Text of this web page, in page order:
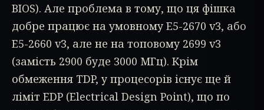
BIOS). Але проблема в тому, що ця фішка
добре працює на умовному E5-2670 v3, або
E5-2660 v3, але не на топовому 2699 v3
(замість 2900 буде 3000 МГц). Крім
обмеження TDP, у процесорів існує ще й
ліміт EDP (Electrical Design Point), що по